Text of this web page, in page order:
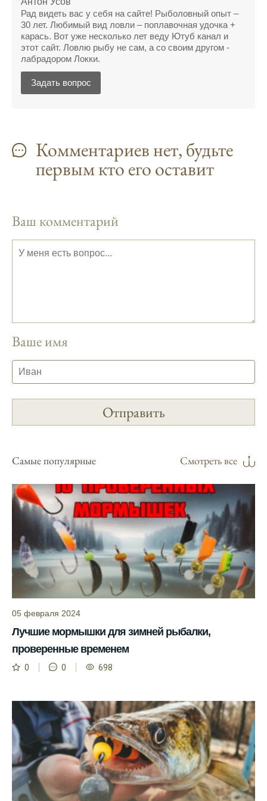
прекрасное место для рыбалки, и прогноз
клева вам в помощь.
Прогноз клева учитывает разные факторы,
и это делает его надежным.
Я всегда учитываю фазы луны и погодные
условия при выборе дня для рыбалки.
точных результатов.
Благодаря точному прогнозу, я смог
успешно ловить рыбу в Московской
Сегодняшний прогноз клева на реке
Мербуш сработал на славу.
Ожидается хороший улов в январе, с
Инструкция по подготовке к рыбалке
Способ предсказать клев рыбы включает в
Прогноз клева на зимой помогает выбрать
рыбы.
Информация о каждом типе рыбы в
приложении помогает выбрать наилучшие
места для рыбалки.
Прогноз клева учитывает влияние лунных
фаз и погодных условий на активность
Узнайте вероятности успешной ловли на
ближайшие дни с прогнозом клева.
График клева рыбы зависит от фаз луны и
погоды.
ловли в разных водоемах, опираясь на
прогноз клева.
Зависимость активности рыбы от
температуры воды учитывается в прогнозе
клева.
Лучше всего ловить рыбу в период
Рад видеть вас у себя на сайте! Рыболовный опыт –
30 лет. Любимый вид ловли – поплавочная удочка +
карась. Вот уже несколько лет веду Ютуб канал и
этот сайт. Ловлю рыбу не сам, а со своим другом -
лабрадором Локки.
Задать вопрос
Комментариев нет, будьте
первым кто его оставит
Ваш комментарий
Ваше имя
Самые популярные Смотреть все
05 февраля 2024
Лучшие мормышки для зимней рыбалки,
проверенные временем
0 0 698